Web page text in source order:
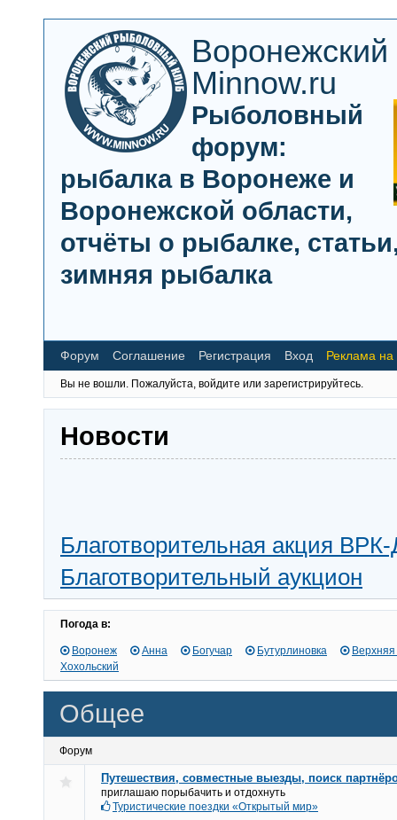
Minnow.ru
Рыболовный
форум:
рыбалка в Воронеже и
Воронежской области,
отчёты о рыбалке,
зимняя рыбалка
Форум Соглашение Регистрация Вход Реклама
Вы не вошли. Пожалуйста, войдите или зарегистрируйтесь.
Новости
Благотворительная акция
Благотворительный аукцион
Погода в:
Воронеж Анна Богучар Бутурлиновка
Хохольский
Общее
Форум
Путешествия, совместные выезды, поиск
приглашаю порыбачить и отдохнуть
Туристические поездки «Открытый мир»